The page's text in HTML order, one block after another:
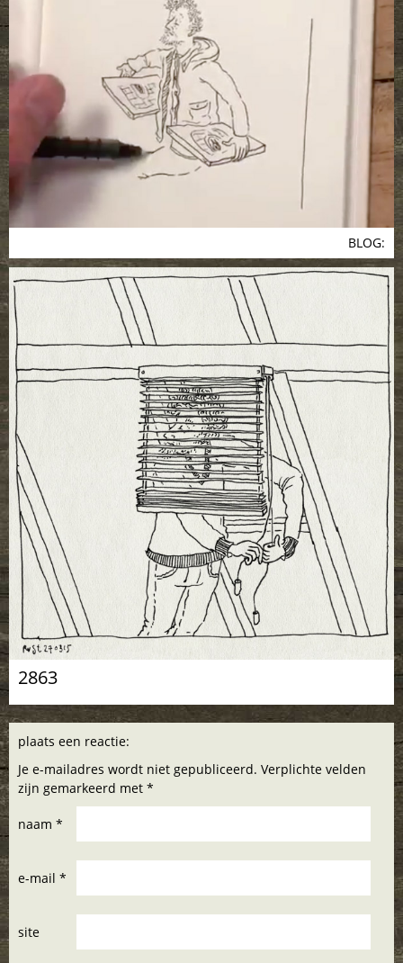
BLOG:
2863
plaats een reactie:
Je e-mailadres wordt niet gepubliceerd. Verplichte velden
zijn gemarkeerd met *
naam *
e-mail *
site